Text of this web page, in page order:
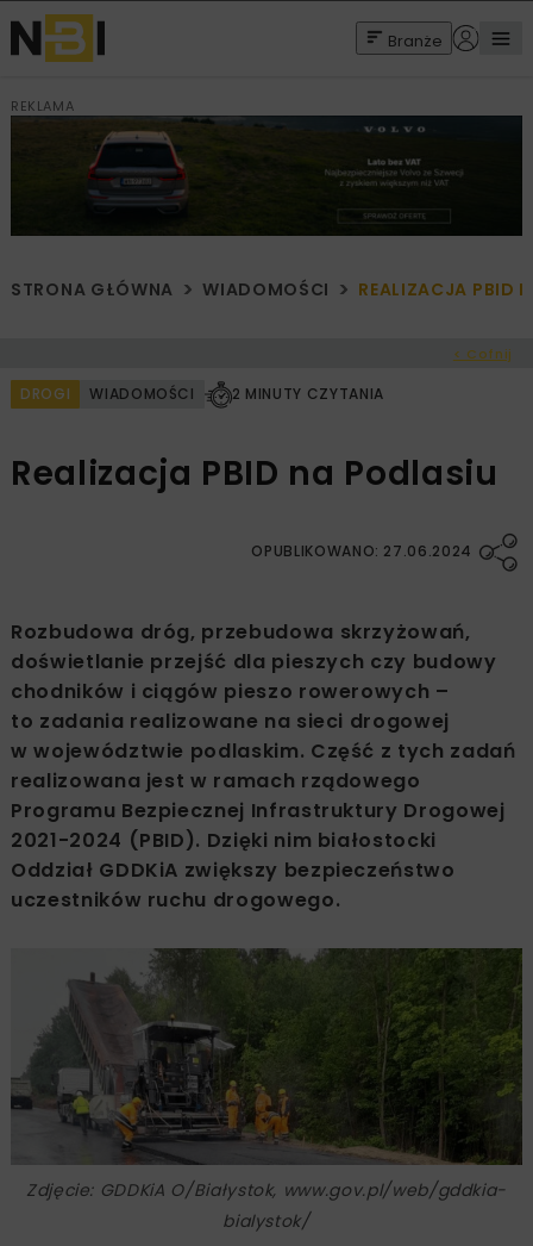
Branże
REKLAMA
STRONA GŁÓWNA WIADOMOŚCI REALIZACJA PBID
< Cofnij
DROGI WIADOMOŚCI 2 MINUTY CZYTANIA
Realizacja PBID na Podlasiu
OPUBLIKOWANO: 27.06.2024
Rozbudowa dróg, przebudowa skrzyżowań,
doświetlanie przejść dla pieszych czy budowy
chodników i ciągów pieszo rowerowych –
to zadania realizowane na sieci drogowej
w województwie podlaskim. Część z tych zadań
realizowana jest w ramach rządowego
Programu Bezpiecznej Infrastruktury Drogowej
2021-2024 (PBID). Dzięki nim białostocki
Oddział GDDKiA zwiększy bezpieczeństwo
uczestników ruchu drogowego.
Zdjęcie: GDDKiA O/Białystok, www.gov.pl/web/gddkia-
bialystok/